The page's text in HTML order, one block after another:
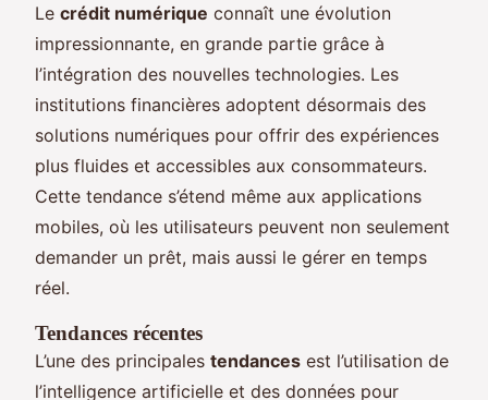
Le crédit numérique connaît une évolution
impressionnante, en grande partie grâce à
l’intégration des nouvelles technologies. Les
institutions financières adoptent désormais des
solutions numériques pour offrir des expériences
plus fluides et accessibles aux consommateurs.
Cette tendance s’étend même aux applications
mobiles, où les utilisateurs peuvent non seulement
demander un prêt, mais aussi le gérer en temps
réel.
Tendances récentes
L’une des principales tendances est l’utilisation de
l’intelligence artificielle et des données pour